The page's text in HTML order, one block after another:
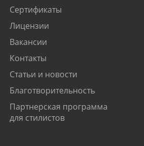
Сертификаты
Лицензии
Вакансии
Контакты
Статьи и новости
Благотворительность
Партнерская программа
для стилистов